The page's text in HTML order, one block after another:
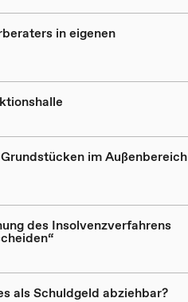
in eigenen
im Außenbereich
des Insolvenzverfahrens
als Schuldgeld abziehbar?